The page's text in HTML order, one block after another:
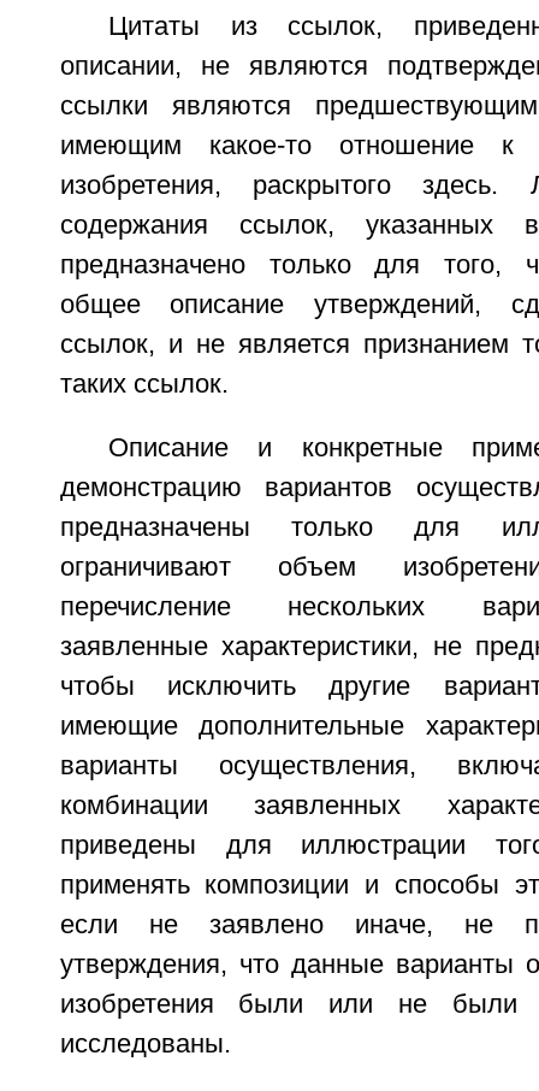
Цитаты из ссылок,
описании, не являются
ссылки являются
имеющим какое-то отношение к
изобретения, раскрытого здесь.
содержания ссылок, указанных
предназначено только для того,
общее описание утверждений,
ссылок, и не является признанием
таких ссылок.
Описание и конкретные
демонстрацию вариантов
предназначены только для
ограничивают объем
перечисление нескольких
заявленные характеристики, не
чтобы исключить другие
имеющие дополнительные
варианты осуществления,
комбинации заявленных
приведены для иллюстрации
применять композиции и способы
если не заявлено иначе, не
утверждения, что данные варианты
изобретения были или не были
исследованы.